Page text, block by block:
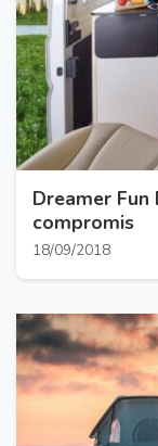
Dreamer
compromis
18/09/2018